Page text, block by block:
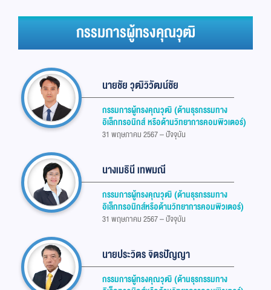
กรรมการผู้ทรงคุณวุฒิ
นายชัย วุฒิวิวัฒน์ชัย
กรรมการผู้ทรงคุณวุฒิ (ด้านธุรกรรมทาง
อิเล็กทรอนิกส์ หรือด้านวิทยาการคอมพิวเตอร์)
31 พฤษภาคม 2567 – ปัจจุบัน
นางเมธินี เทพมณี
กรรมการผู้ทรงคุณวุฒิ (ด้านธุรกรรมทาง
อิเล็กทรอนิกส์หรือด้านวิทยาการคอมพิวเตอร์)
31 พฤษภาคม 2567 – ปัจจุบัน
นายประวิตร จิตรปัญญา
กรรมการผู้ทรงคุณวุฒิ (ด้านธุรกรรมทาง